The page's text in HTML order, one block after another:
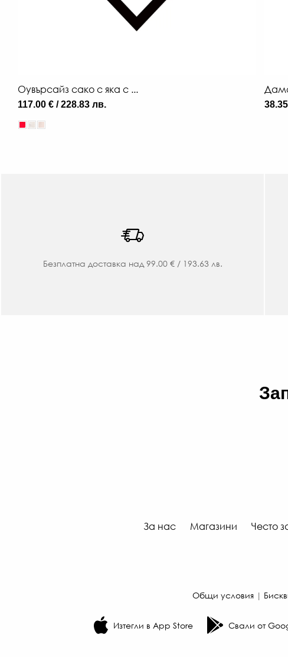
Оувърсайз сако с яка с ...
117.00 € / 228.83 лв.
Безплатна доставка над 99.00 € / 193.63 лв.
За нас Магазини Често
Общи условия |
Изтегли в App Store Свали от